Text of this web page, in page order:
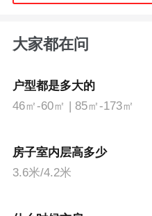
大家都在问
户型都是多大的
46㎡-60㎡ | 85㎡-173㎡
房子室内层高多少
3.6米/4.2米